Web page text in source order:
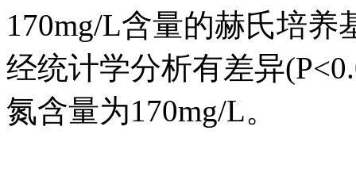
170mg/L含量的赫氏培
经统计学分析有差异
氮含量为170mg/L。